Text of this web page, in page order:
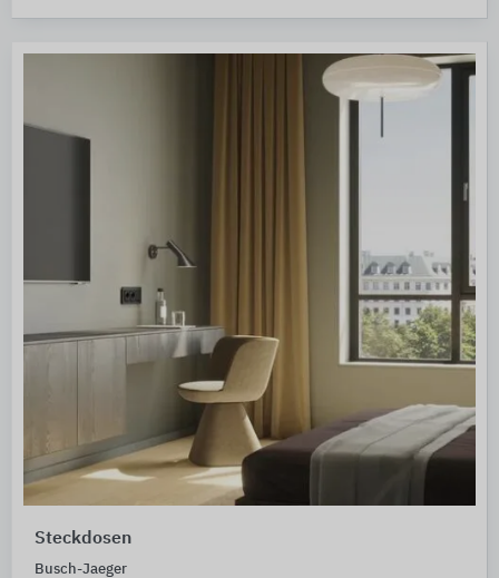
Steckdosen
Busch-Jaeger